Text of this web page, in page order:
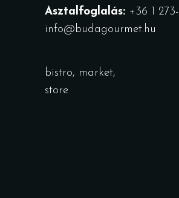
Asztalfoglalás: +36 1
info@budagourmet.hu
bistro, market,
store